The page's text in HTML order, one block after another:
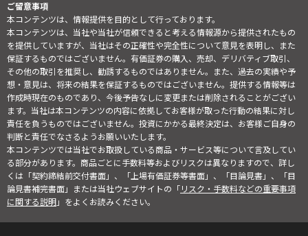
ご留意事項
本コンテンツは、情報提供を目的として行っております。
本コンテンツは、当社や当社が信頼できると考える情報源から提供されたもの
を提供していますが、当社はその正確性や完全性について意見を表明し、また
保証するものではございません。有価証券の購入、売却、デリバティブ取引、
その他の取引を推奨し、勧誘するものではありません。また、過去の実績や予
想・意見は、将来の結果を保証するものではございません。提供する情報等は
作成時現在のものであり、今後予告なしに変更または削除されることがござい
ます。当社は本コンテンツの内容に依拠してお客様が取った行動の結果に対し
責任を負うものではございません。投資にかかる最終決定は、お客様ご自身の
判断と責任でなさるようお願いいたします。
本コンテンツでは当社でお取扱している商品・サービス等について言及してい
る部分があります。商品ごとに手数料等およびリスクは異なりますので、詳し
くは「契約締結前交付書面」、「上場有価証券等書面」、「目論見書」、「目
論見書補完書面」または当社ウェブサイトの「リスク・手数料などの重要事項
に関する説明」をよくお読みください。